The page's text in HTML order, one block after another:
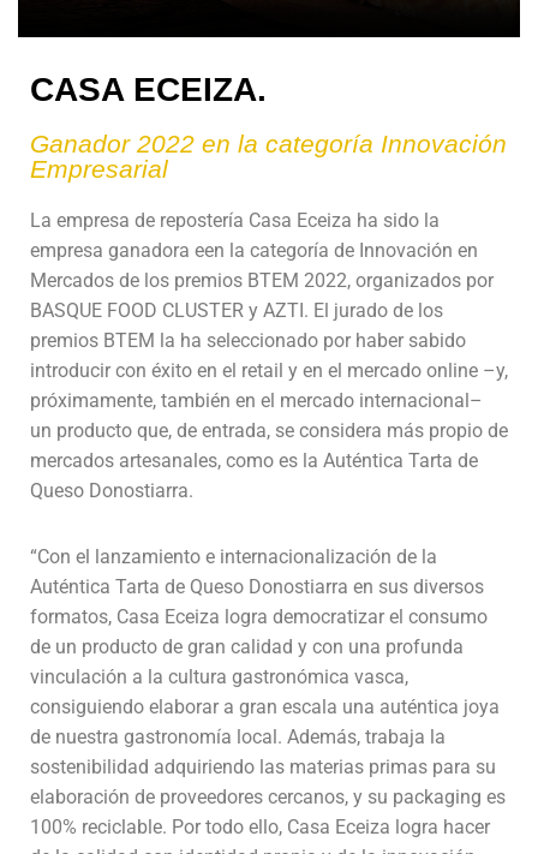
CASA ECEIZA.
Ganador 2022 en la categoría Innovación
Empresarial
La empresa de repostería Casa Eceiza ha sido la
empresa ganadora een la categoría de Innovación en
Mercados de los premios BTEM 2022, organizados por
BASQUE FOOD CLUSTER y AZTI. El jurado de los
premios BTEM la ha seleccionado por haber sabido
introducir con éxito en el retail y en el mercado online –y,
próximamente, también en el mercado internacional–
un producto que, de entrada, se considera más propio de
mercados artesanales, como es la Auténtica Tarta de
Queso Donostiarra.
“Con el lanzamiento e internacionalización de la
Auténtica Tarta de Queso Donostiarra en sus diversos
formatos, Casa Eceiza logra democratizar el consumo
de un producto de gran calidad y con una profunda
vinculación a la cultura gastronómica vasca,
consiguiendo elaborar a gran escala una auténtica joya
de nuestra gastronomía local. Además, trabaja la
sostenibilidad adquiriendo las materias primas para su
elaboración de proveedores cercanos, y su packaging es
100% reciclable. Por todo ello, Casa Eceiza logra hacer